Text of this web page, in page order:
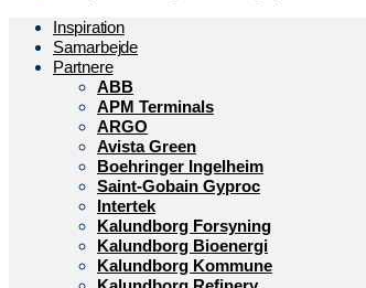
Inspiration
Samarbejde
Partnere
ABB
APM Terminals
ARGO
Avista Green
Boehringer Ingelheim
Saint-Gobain Gyproc
Intertek
Kalundborg Forsyning
Kalundborg Bioenergi
Kalundborg Kommune